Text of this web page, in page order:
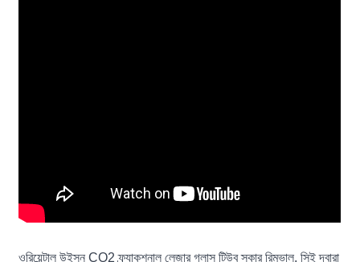
ওরিয়েন্টাল উইসন CO2 ফ্র্যাকশনাল লেজার গ্লাস টিউব স্কার রিমুভাল, সিই দ্বারা